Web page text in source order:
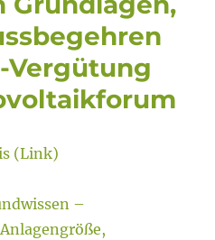
Vergütung
(Link)
–